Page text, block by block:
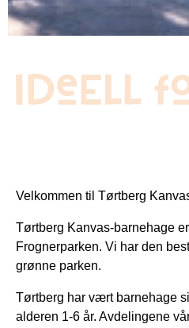
Velkommen til Tørtberg
Tørtberg Kanvas-barnehage
Frognerparken. Vi har den
grønne parken.
Tørtberg har vært barnehage
alderen 1-6 år. Avdelingene